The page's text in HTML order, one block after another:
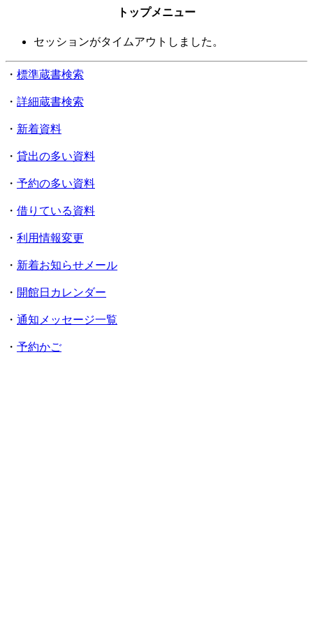
トップメニュー
セッションがタイムアウトしました。
・ 標準蔵書検索
・ 詳細蔵書検索
・ 新着資料
・ 貸出の多い資料
・ 予約の多い資料
・ 借りている資料
・ 利用情報変更
・ 新着お知らせメール
・ 開館日カレンダー
・ 通知メッセージ一覧
・ 予約かご